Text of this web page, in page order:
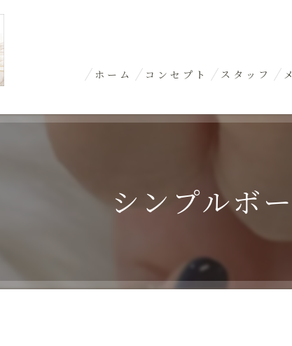
ホーム コンセプト スタッフ
シンプルボ